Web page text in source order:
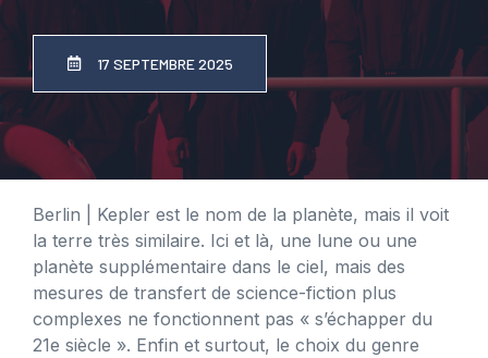
17 SEPTEMBRE 2025
Berlin
| Kepler est le nom de la planète, mais il voit
la terre très similaire. Ici et là, une lune ou une
planète supplémentaire dans le ciel, mais des
mesures de transfert de science-fiction plus
complexes ne fonctionnent pas « s’échapper du
21e siècle ». Enfin et surtout, le choix du genre